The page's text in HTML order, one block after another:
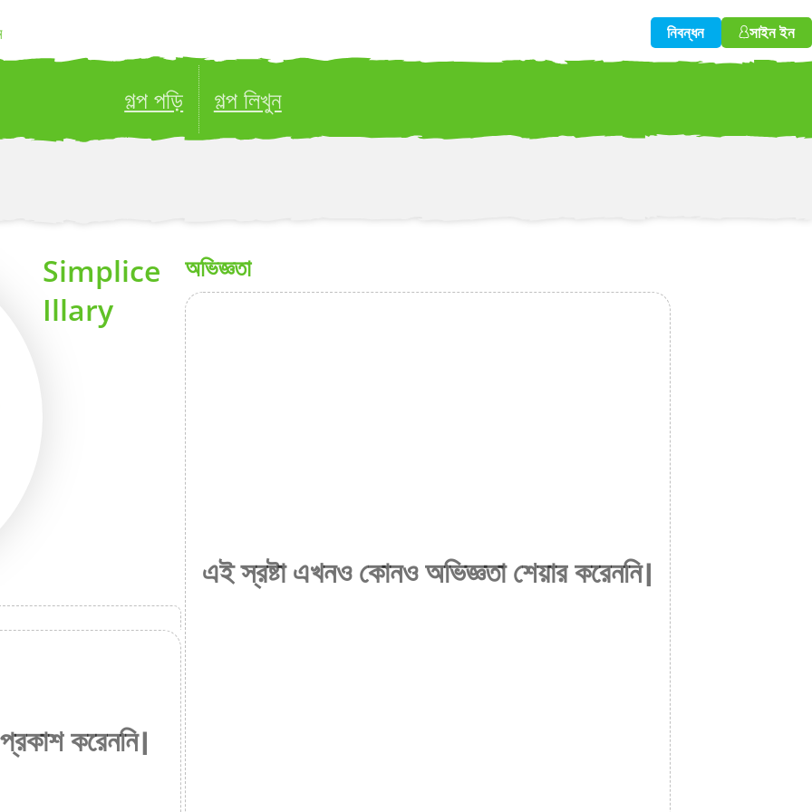
নিবন্ধন সাইন ইন
গল্প পড়ি গল্প লিখুন
Simplice
Illary
করেননি।
অভিজ্ঞতা
এই স্রষ্টা এখনও কোনও অভিজ্ঞতা শেয়ার করেননি।